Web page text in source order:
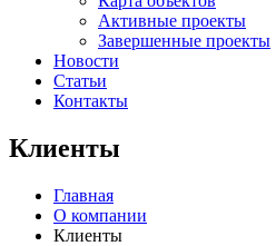
Активные проекты
Завершенные проекты
Новости
Статьи
Контакты
Клиенты
Главная
О компании
Клиенты